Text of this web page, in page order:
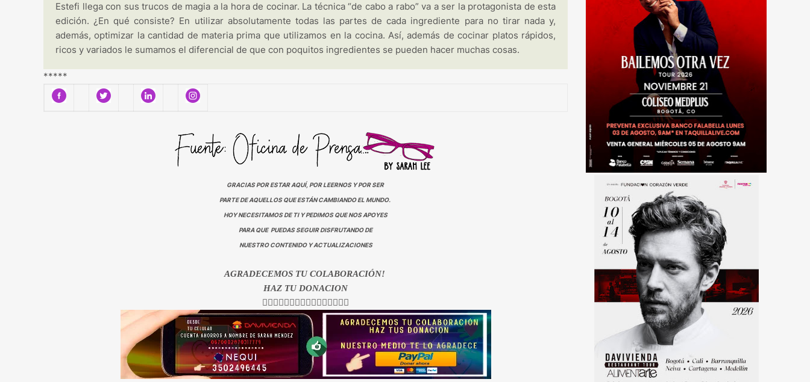
Estefi llega con sus trucos de magia a la hora de cocinar. La técnica “de cabo a rabo” va a ser la protagonista de esta
edición. ¿En qué consiste? En utilizar absolutamente todas las partes de cada ingrediente para no tirar nada y,
además, optimizar la cantidad de materia prima que utilizamos en la cocina. Así, además de cocinar platos rápidos,
ricos y variados le sumamos el diferencial de que con poquitos ingredientes se pueden hacer muchas cosas.
*****
GRACIAS POR ESTAR AQUÍ, POR LEERNOS Y POR SER
PARTE DE AQUELLOS QUE ESTÁN CAMBIANDO EL MUNDO.
HOY NECESITAMOS DE TI Y PEDIMOS QUE NOS APOYES
PARA QUE PUEDAS SEGUIR DISFRUTANDO DE
NUESTRO CONTENIDO Y ACTUALIZACIONES
AGRADECEMOS TU COLABORACIÓN!
HAZ TU DONACION
👇🏻👇🏻👇🏻👇🏻👇🏻👇🏻👇🏻👇🏻